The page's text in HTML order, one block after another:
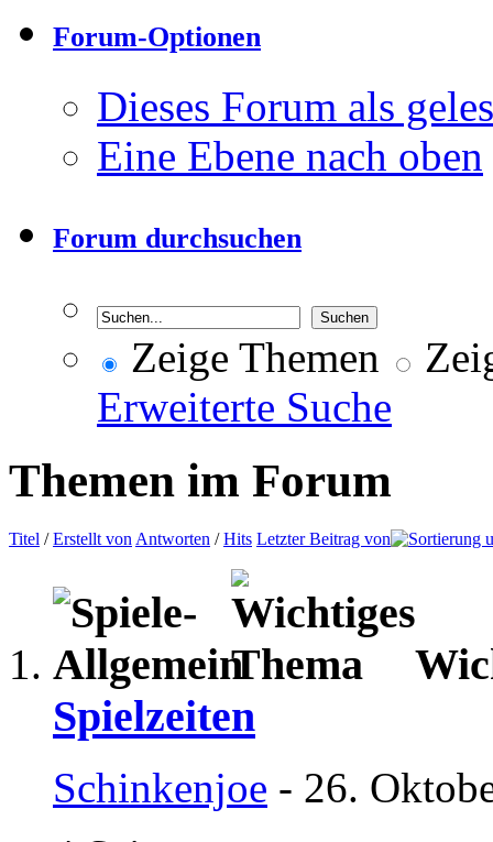
Forum-Optionen
Dieses Forum als
Eine Ebene nach oben
Forum durchsuchen
Zeige Themen
Erweiterte Suche
Themen im Forum
Titel /Erstellt von Antworten /Hits Letzter Beitrag von
Spielzeiten
Schinkenjoe - 26.